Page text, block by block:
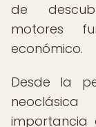
de
motores
económico.
Desde la
importancia